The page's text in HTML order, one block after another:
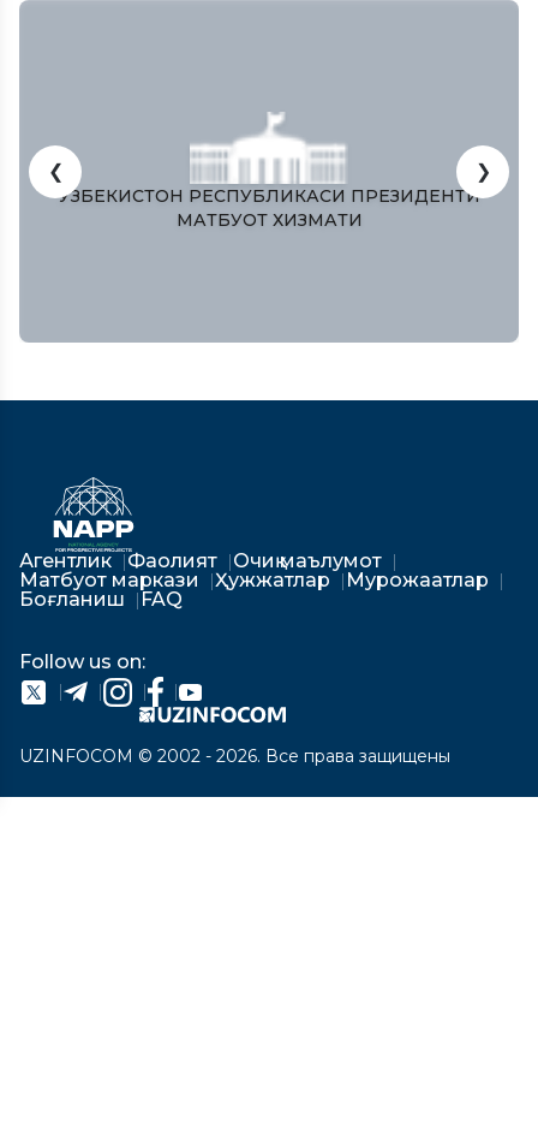
ЎЗБЕКИСТОН РЕСПУБЛИКАСИ ПРЕЗИДЕНТИ
МАТБУОТ ХИЗМАТИ
❮ ❯
Агентлик Фаолият
Очиқ маълумот
Матбуот маркази
Ҳужжатлар
Мурожаатлар
Боғланиш
FAQ
Follow us on:
UZINFOCOM © 2002 - 2026. Все права защищены